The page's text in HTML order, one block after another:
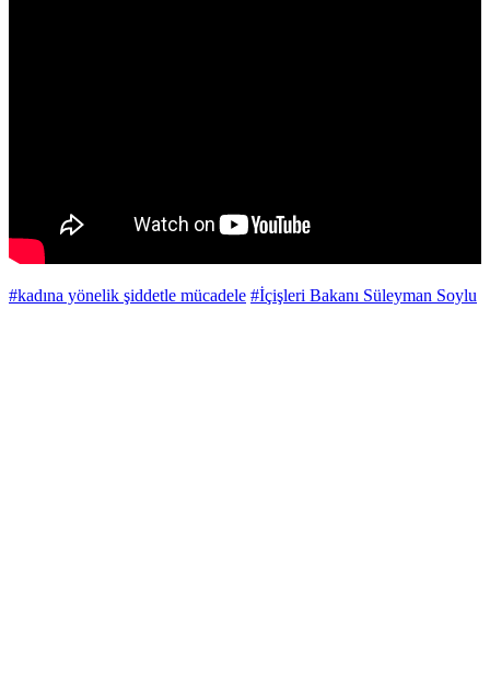
#kadına yönelik şiddetle mücadele #İçişleri Bakanı Süleyman Soylu